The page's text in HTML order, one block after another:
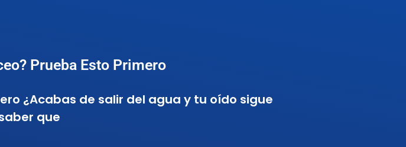
Prueba Esto Primero
¿Acabas de salir del agua y tu oído sigue
que